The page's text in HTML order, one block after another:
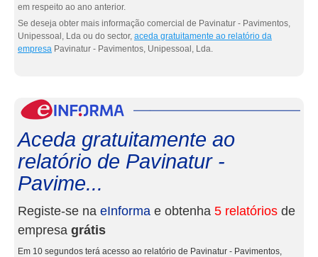
em respeito ao ano anterior.
Se deseja obter mais informação comercial de Pavinatur - Pavimentos,
Unipessoal, Lda ou do sector, aceda gratuitamente ao relatório da
empresa Pavinatur - Pavimentos, Unipessoal, Lda.
Aceda gratuitamente ao
relatório de Pavinatur -
Pavime...
Registe-se na eInforma e obtenha 5 relatórios de
empresa grátis
Em 10 segundos terá acesso ao relatório de Pavinatur - Pavimentos,